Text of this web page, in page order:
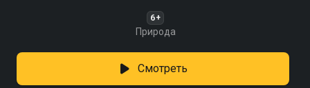
6+
Природа
Смотреть